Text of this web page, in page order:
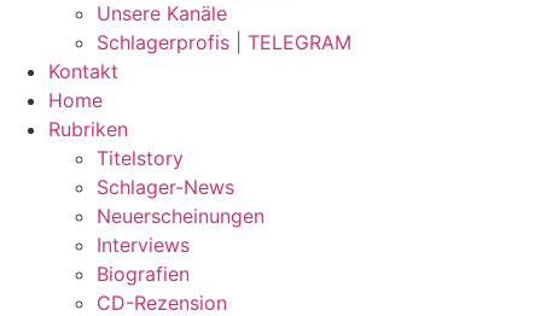
Unsere Kanäle
Schlagerprofis | TELEGRAM
Kontakt
Home
Rubriken
Titelstory
Schlager-News
Neuerscheinungen
Interviews
Biografien
CD-Rezension